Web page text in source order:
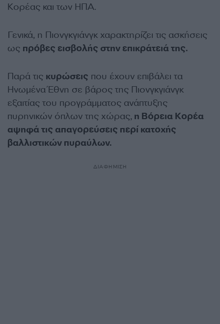
Κορέας και των ΗΠΑ.
Γενικά, η Πιονγκγιάνγκ χαρακτηρίζει τις ασκήσεις
ως πρόβες εισβολής στην επικράτειά της.
Παρά τις κυρώσεις που έχουν επιβάλει τα
Ηνωμένα Έθνη σε βάρος της Πιονγκγιάνγκ
εξαιτίας του προγράμματος ανάπτυξης
πυρηνικών όπλων της χώρας, η Βόρεια Κορέα
αψηφά τις απαγορεύσεις περί κατοχής
βαλλιστικών πυραύλων.
ΔΙΑΦΗΜΙΣΗ